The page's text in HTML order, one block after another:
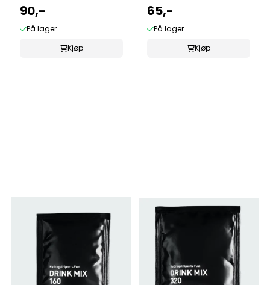
90,-
På lager
Kjøp
65,-
På lager
Kjøp